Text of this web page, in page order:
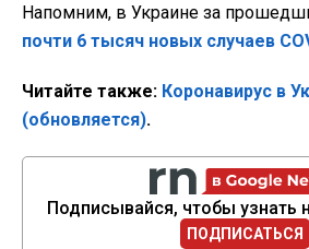
Напомним, в Украине за
почти 6 тысяч новых случаев
Читайте также: Коронавирус в
(обновляется).
Подписывайся, чтобы узнать
ПОДПИСАТЬСЯ